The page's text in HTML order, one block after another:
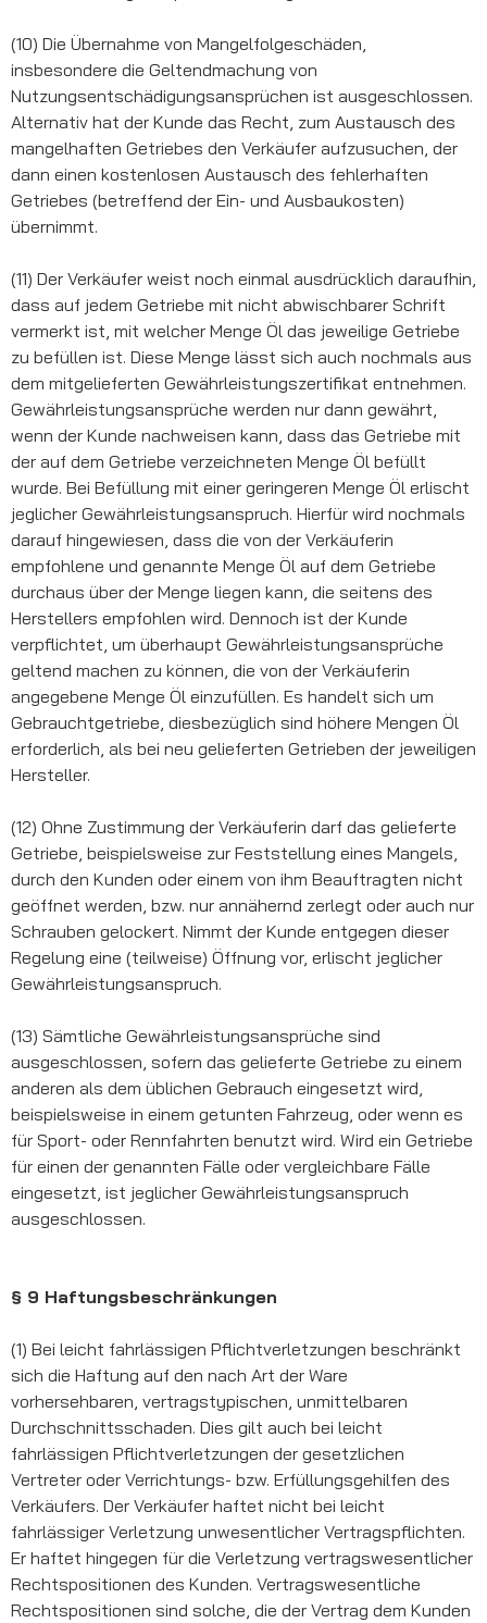
(10) Die Übernahme von Mangelfolgeschäden,
insbesondere die Geltendmachung von
Nutzungsentschädigungsansprüchen ist ausgeschlossen.
Alternativ hat der Kunde das Recht, zum Austausch des
mangelhaften Getriebes den Verkäufer aufzusuchen, der
dann einen kostenlosen Austausch des fehlerhaften
Getriebes (betreffend der Ein- und Ausbaukosten)
übernimmt.
(11) Der Verkäufer weist noch einmal ausdrücklich daraufhin,
dass auf jedem Getriebe mit nicht abwischbarer Schrift
vermerkt ist, mit welcher Menge Öl das jeweilige Getriebe
zu befüllen ist. Diese Menge lässt sich auch nochmals aus
dem mitgelieferten Gewährleistungszertifikat entnehmen.
Gewährleistungsansprüche werden nur dann gewährt,
wenn der Kunde nachweisen kann, dass das Getriebe mit
der auf dem Getriebe verzeichneten Menge Öl befüllt
wurde. Bei Befüllung mit einer geringeren Menge Öl erlischt
jeglicher Gewährleistungsanspruch. Hierfür wird nochmals
darauf hingewiesen, dass die von der Verkäuferin
empfohlene und genannte Menge Öl auf dem Getriebe
durchaus über der Menge liegen kann, die seitens des
Herstellers empfohlen wird. Dennoch ist der Kunde
verpflichtet, um überhaupt Gewährleistungsansprüche
geltend machen zu können, die von der Verkäuferin
angegebene Menge Öl einzufüllen. Es handelt sich um
Gebrauchtgetriebe, diesbezüglich sind höhere Mengen Öl
erforderlich, als bei neu gelieferten Getrieben der jeweiligen
Hersteller.
(12) Ohne Zustimmung der Verkäuferin darf das gelieferte
Getriebe, beispielsweise zur Feststellung eines Mangels,
durch den Kunden oder einem von ihm Beauftragten nicht
geöffnet werden, bzw. nur annähernd zerlegt oder auch nur
Schrauben gelockert. Nimmt der Kunde entgegen dieser
Regelung eine (teilweise) Öffnung vor, erlischt jeglicher
Gewährleistungsanspruch.
(13) Sämtliche Gewährleistungsansprüche sind
ausgeschlossen, sofern das gelieferte Getriebe zu einem
anderen als dem üblichen Gebrauch eingesetzt wird,
beispielsweise in einem getunten Fahrzeug, oder wenn es
für Sport- oder Rennfahrten benutzt wird. Wird ein Getriebe
für einen der genannten Fälle oder vergleichbare Fälle
eingesetzt, ist jeglicher Gewährleistungsanspruch
ausgeschlossen.
§ 9 Haftungsbeschränkungen
(1) Bei leicht fahrlässigen Pflichtverletzungen beschränkt
sich die Haftung auf den nach Art der Ware
vorhersehbaren, vertragstypischen, unmittelbaren
Durchschnittsschaden. Dies gilt auch bei leicht
fahrlässigen Pflichtverletzungen der gesetzlichen
Vertreter oder Verrichtungs- bzw. Erfüllungsgehilfen des
Verkäufers. Der Verkäufer haftet nicht bei leicht
fahrlässiger Verletzung unwesentlicher Vertragspflichten.
Er haftet hingegen für die Verletzung vertragswesentlicher
Rechtspositionen des Kunden. Vertragswesentliche
Rechtspositionen sind solche, die der Vertrag dem Kunden